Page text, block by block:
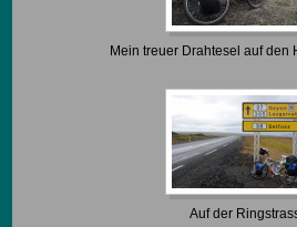
Mein treuer Drahtesel auf den
Auf der